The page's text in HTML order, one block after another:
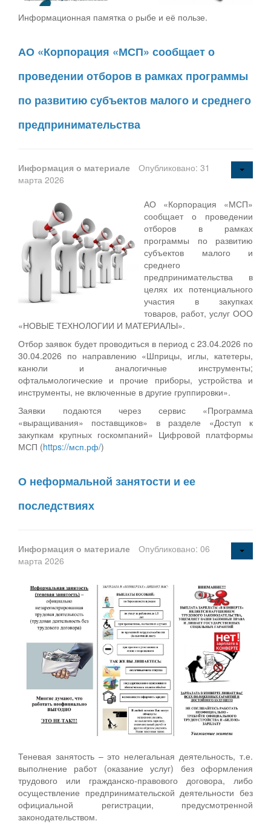
Информационная памятка о рыбе и её пользе.
АО «Корпорация «МСП» сообщает о
проведении отборов в рамках программы
по развитию субъектов малого и среднего
предпринимательства
Информация о материале
Опубликовано: 31
марта 2026
АО «Корпорация «МСП»
сообщает о проведении
отборов в рамках
программы по развитию
субъектов малого и
среднего
предпринимательства в
целях их потенциального
участия в закупках
товаров, работ, услуг ООО
«НОВЫЕ ТЕХНОЛОГИИ И МАТЕРИАЛЫ».
Отбор заявок будет проводиться в период с 23.04.2026 по
30.04.2026 по направлению «Шприцы, иглы, катетеры,
канюли и аналогичные инструменты;
офтальмологические и прочие приборы, устройства и
инструменты, не включенные в другие группировки».
Заявки подаются через сервис «Программа
«выращивания» поставщиков» в разделе «Доступ к
закупкам крупных госкомпаний» Цифровой платформы
МСП (https://мсп.рф/)
О неформальной занятости и ее
последствиях
Информация о материале
Опубликовано: 06
марта 2026
Теневая занятость – это нелегальная деятельность, т.е.
выполнение работ (оказание услуг) без оформления
трудового или гражданско-правового договора, либо
осуществление предпринимательской деятельности без
официальной регистрации, предусмотренной
законодательством.